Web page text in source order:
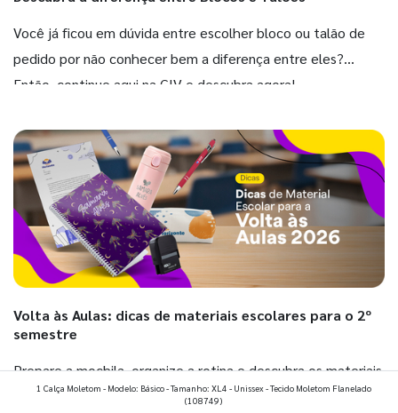
Você já ficou em dúvida entre escolher bloco ou talão de
pedido por não conhecer bem a diferença entre eles?
Então, continue aqui na GIV e descubra agora!
Volta às Aulas: dicas de materiais escolares para o 2º
semestre
Prepare a mochila, organize a rotina e descubra os materiais
que fazem toda diferença para começar o segundo
1 Calça Moletom - Modelo: Básico - Tamanho: XL4 - Unissex - Tecido Moletom Flanelado
(108749)